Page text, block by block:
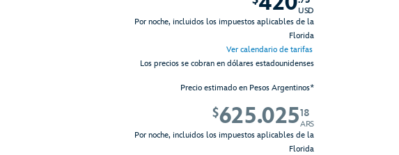
USD
Por noche, incluidos los impuestos aplicables de la
Florida
Ver calendario de tarifas
Los precios se cobran en dólares estadounidenses
Precio estimado en Pesos Argentinos*
$625.02518
ARS
Por noche, incluidos los impuestos aplicables de la
Florida